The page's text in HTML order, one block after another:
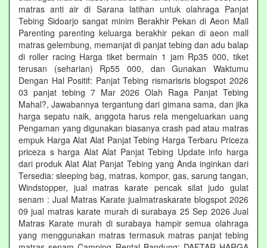
matras anti air di Sarana latihan untuk olahraga Panjat
Tebing Sidoarjo sangat minim Berakhir Pekan di Aeon Mall
Parenting parenting keluarga berakhir pekan di aeon mall
matras gelembung, memanjat di panjat tebing dan adu balap
di roller racing Harga tiket bermain 1 jam Rp35 000, tiket
terusan (seharian) Rp55 000, dan Gunakan Waktumu
Dengan Hal Positif: Panjat Tebing rismarisris blogspot 2026
03 panjat tebing 7 Mar 2026 Olah Raga Panjat Tebing
Mahal?, Jawabannya tergantung dari gimana sama, dan jika
harga sepatu naik, anggota harus rela mengeluarkan uang
Pengaman yang digunakan biasanya crash pad atau matras
empuk Harga Alat Alat Panjat Tebing Harga Terbaru Priceza
priceza s harga Alat Alat Panjat Tebing Update info harga
dari produk Alat Alat Panjat Tebing yang Anda inginkan dari
Tersedia: sleeping bag, matras, kompor, gas, sarung tangan,
Windstopper, jual matras karate pencak silat judo gulat
senam : Jual Matras Karate jualmatraskarate blogspot 2026
09 jual matras karate murah di surabaya 25 Sep 2026 Jual
Matras Karate murah di surabaya hampir semua olahraga
yang menggunakan matras termasuk matras panjat tebing